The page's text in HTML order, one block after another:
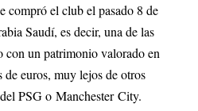
compró el club el pasado 8 de
Saudí, es decir, una de las
con un patrimonio valorado en
euros, muy lejos de otros
PSG o Manchester City.